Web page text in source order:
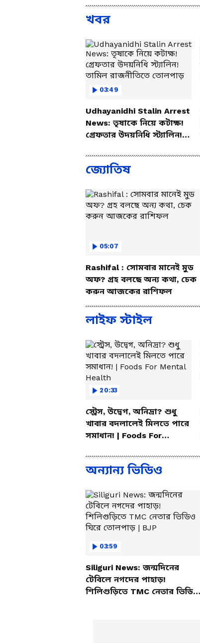
খবর
03:49
Udhayanidhi Stalin Arrest
News: তৃষাকে নিয়ে কটাক্ষ!
গ্রেফতার উদয়নিধি স্ট্যালিন!
জ্যোতিষ
05:07
Rashifal : সোমবার মানেই মুড
অফ? গ্রহ বলছে অন্য কথা, চেক
করুন আজকের রাশিফল
লাইফ স্টাইল
20:33
স্ট্রেস, উদ্বেগ, অনিদ্রা? শুধু
খাবার বদলালেই মিলতে পারে
সমাধান! | Foods For
অন্যান্য ভিডিও
03:59
Siliguri News: জন্মদিনের
টেবিলে নগদের পাহাড়!
শিলিগুড়িতে TMC নেতার ভিডিও